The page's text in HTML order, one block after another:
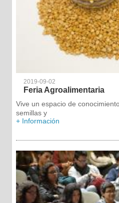
2019-09-02
Feria Agroalimentaria
Vive un espacio de
semillas y
+ Información